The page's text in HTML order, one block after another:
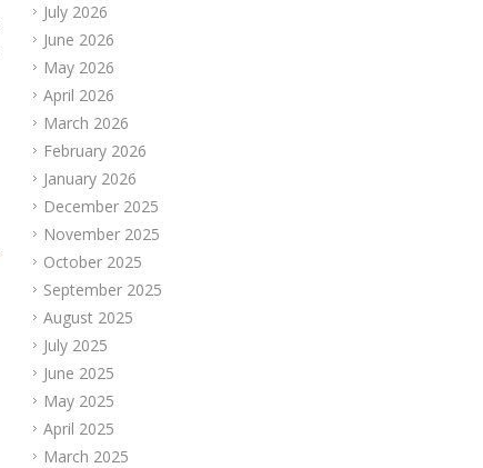
July 2026
June 2026
May 2026
April 2026
March 2026
February 2026
January 2026
December 2025
November 2025
October 2025
September 2025
August 2025
July 2025
June 2025
May 2025
April 2025
March 2025